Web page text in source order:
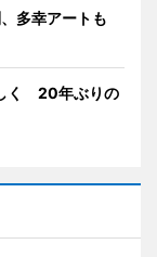
多幸アートも
く 20年ぶりの